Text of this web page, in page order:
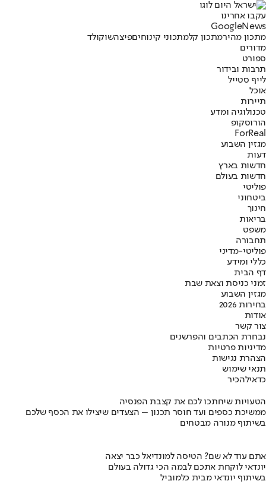
עקבו אחרינו
Googl eNews
מתכון מהירמתכון קלמתכוני קינוחיםפיצהשוקולד
מדורים
ספורט
תרבות ובידור
לייף סטייל
אוכל
תיירות
טכנולוגיה ומדע
הורוסקופ
ForReal
מגזין השבוע
דעות
חדשות בארץ
חדשות בעולם
פוליטי
ביטחוני
חינוך
בריאות
משפט
תחבורה
פוליטי-מדיני
כללי ומידע
דף הבית
זמני כניסת וצאת שבת
מגזין השבוע
בחירות 2026
אודות
צור קשר
נבחרת הכתבים והפרשנים
מדיניות פרטיות
הצהרת נגישות
תנאי שימוש
כדאילהכיר
הטעויות שיחתכו לכם את קצבת הפנסיה
ממשיכת כספים ועד חוסר תכנון – הצעדים שיצילו את הכסף שלכם
בשיתוף מנורה מבטחים
אתם עוד לא שם? הטיסה למונדיאל כבר יצאה
יונדאי לוקחת אתכם לבמה הכי גדולה בעולם
בשיתוף יונדאי מבית כלמוביל